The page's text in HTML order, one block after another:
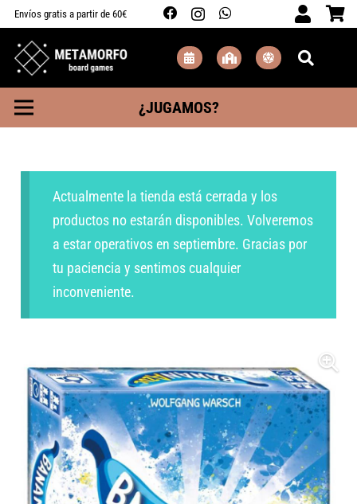
Envíos gratis a partir de 60€
¿JUGAMOS?
Actualmente la tienda está cerrada y los
productos no estarán disponibles. Volveremos
a estar operativos en septiembre. Gracias por
tu paciencia y sentimos cualquier
inconveniente.